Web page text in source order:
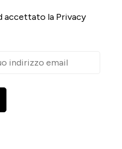
accettato la Privacy